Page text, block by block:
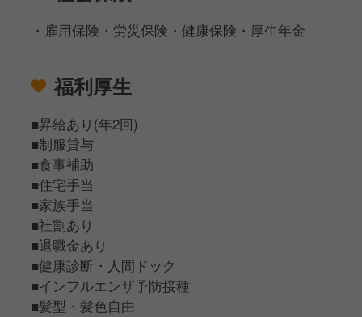
・雇用保険・労災保険・健康保険・厚生年金
福利厚生
■昇給あり(年2回)
■制服貸与
■食事補助
■住宅手当
■家族手当
■社割あり
■退職金あり
■健康診断・人間ドック
■インフルエンザ予防接種
■髪型・髪色自由